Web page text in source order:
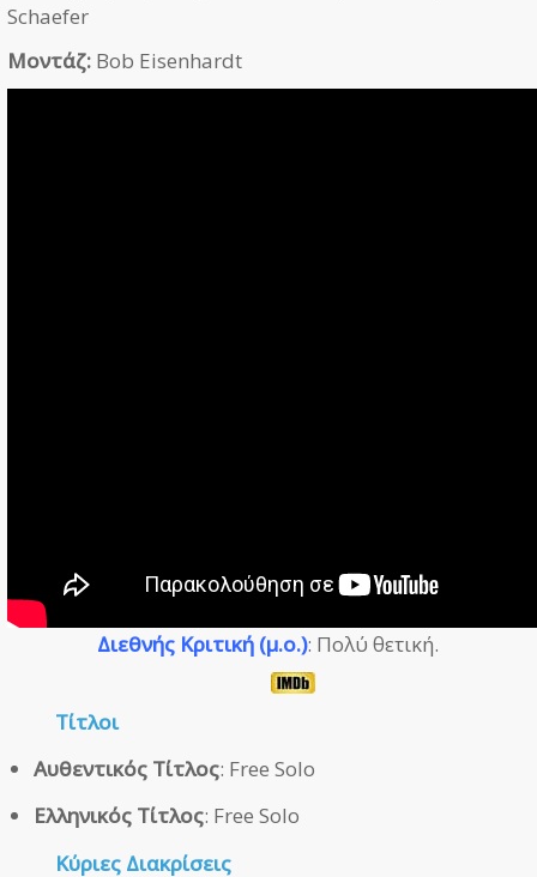
Schaefer
Μοντάζ: Bob Eisenhardt
Διεθνής Κριτική (μ.ο.): Πολύ θετική.
Τίτλοι
Αυθεντικός Τίτλος: Free Solo
Ελληνικός Τίτλος: Free Solo
Κύριες Διακρίσεις